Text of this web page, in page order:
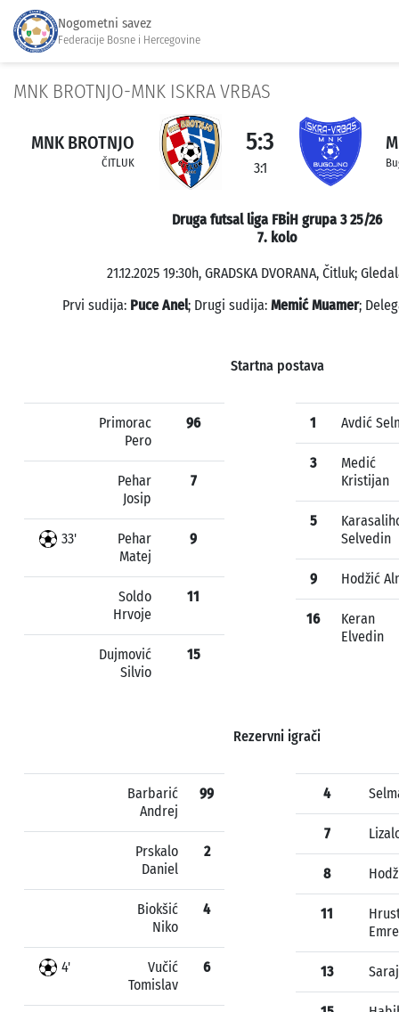
Nogometni savez
Federacije Bosne i Hercegovine
MNK BROTNJO-MNK ISKRA VRBAS
MNK BROTNJO
ČITLUK
5:3
3:1
Druga futsal liga FBiH grupa 3 25/26
7. kolo
21.12.2025 19:30h, GRADSKA DVORANA, Čitluk;
Prvi sudija: Puce Anel; Drugi sudija: Memić Muamer;
Startna postava
Primorac
Pero
96
Pehar
Josip
7
33'
Pehar
Matej
9
Soldo
Hrvoje
11
Dujmović
Silvio
15
1 Avdić
3
Medić
Kristijan
5
Selvedin
9 Hodžić
16
Keran
Elvedin
Rezervni igrači
Barbarić
Andrej
99
Prskalo
Daniel
2
Biokšić
Niko
4
4'
Vučić
Tomislav
6
4
7
8
11
Emre
13